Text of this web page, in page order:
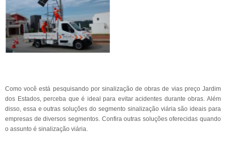
Como você está pesquisando por sinalização de obras de vias preço Jardim
dos Estados, perceba que é ideal para evitar acidentes durante obras. Além
disso, essa e outras soluções do segmento sinalização viária são ideais para
empresas de diversos segmentos. Confira outras soluções oferecidas quando
o assunto é sinalização viária.